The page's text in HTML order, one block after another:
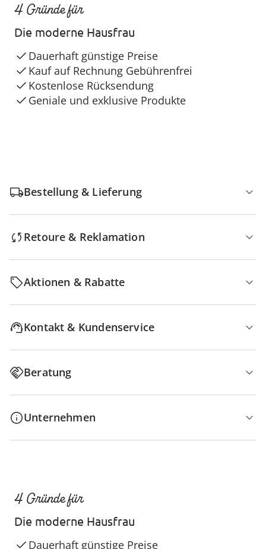
4 Gründe für
Die moderne Hausfrau
Dauerhaft günstige Preise
Kauf auf Rechnung Gebührenfrei
Kostenlose Rücksendung
Geniale und exklusive Produkte
Bestellung & Lieferung
Retoure & Reklamation
Aktionen & Rabatte
Kontakt & Kundenservice
Beratung
Unternehmen
4 Gründe für
Die moderne Hausfrau
Dauerhaft günstige Preise